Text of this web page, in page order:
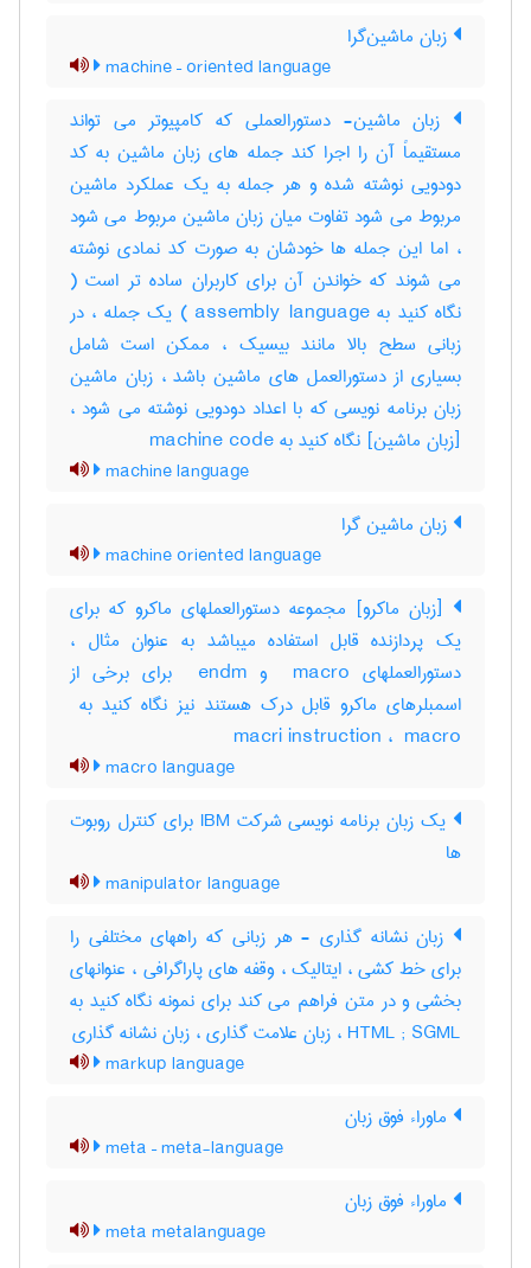
زبان ماشین‌گرا
machine – oriented language
زبان ماشین- دستورالعملی که کامپیوتر می تواند
مستقیماً آن را اجرا کند جمله های زبان ماشین به کد
دودویی نوشته شده و هر جمله به یک عملکرد ماشین
مربوط می شود تفاوت میان زبان ماشین مربوط می شود
، اما این جمله ها خودشان به صورت کد نمادی نوشته
می شوند که خواندن آن برای کاربران ساده تر است (
نگاه کنید به assembly language ) یک جمله ، در
زبانی سطح بالا مانند بیسیک ، ممکن است شامل
بسیاری از دستورالعمل های ماشین باشد ، زبان ماشین
زبان برنامه نویسی که با اعداد دودویی نوشته می شود ،
[زبان ماشین] نگاه کنید به ‎ machine code
machine language
زبان ماشین گرا
machine oriented language
[زبان ماکرو] مجموعه دستورالعملهای ماکرو که برای
یک پردازنده قابل استفاده میباشد به عنوان مثال ،
دستورالعملهای ‎ macro و ‎ endm برای برخی از
macri instruction ، ‎ macro
macro language
یک زبان برنامه نویسی شرکت IBM برای کنترل روبوت
ها
manipulator language
زبان نشانه گذاری - هر زبانی که راههای مختلفی را
برای خط کشی ، ایتالیک ، وقفه های پاراگرافی ، عنوانهای
بخشی و در متن فراهم می کند برای نمونه نگاه کنید به
HTML ; SGML ، زبان علامت گذاری ، زبان نشانه گذاری
markup language
ماوراء فوق زبان
meta – meta-language
ماوراء فوق زبان
meta metalanguage